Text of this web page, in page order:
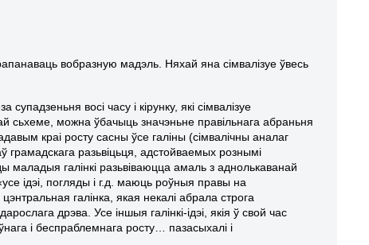
вобразную мадэль. Няхай яна сімвалізуе ўвесь
восі часу і кірунку, які сімвалізуе
сьхеме, можна ўбачыць значэньне правільнага абраньня
краі росту сасны ўсе галіны (сімвалічны аналаг
грамадскага разьвіцьця, адстойваемых рознымі
маладыя галінкі разьвіваюцца амаль з аднолькаванай
ідэі, погляды і г.д. маюць роўныя правы на
галінка, якая некалі абрала строга
дрэва. Усе іншыя галінкі-ідэі, якія ў свой час
і беспраблемнага росту… пазасыхалі і